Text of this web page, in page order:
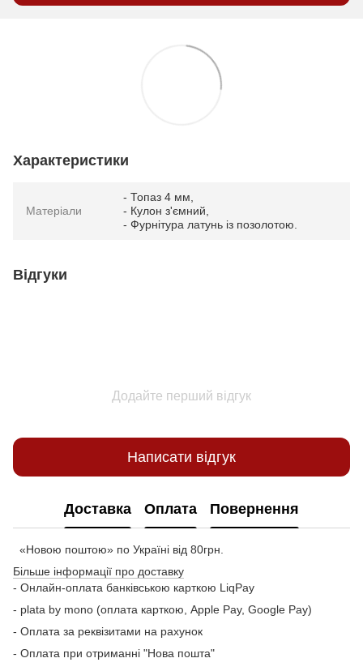
Характеристики
Матеріали
- Топаз 4 мм,
- Кулон з'ємний,
- Фурнітура латунь із позолотою.
Відгуки
Додайте перший відгук
Написати відгук
Доставка Оплата Повернення
«Новою поштою» по Україні від 80грн.
Більше інформації про доставку
- Онлайн-оплата банківською карткою LiqPay
- plata by mono (оплата карткою, Apple Pay, Google Pay)
- Оплата за реквізитами на рахунок
- Оплата при отриманні "Нова пошта"